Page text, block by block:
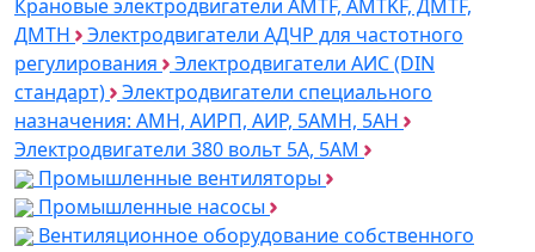
Крановые электродвигатели AMTF, AMTKF, ДMTF,
ДМТН
Электродвигатели АДЧР для частотного
регулирования
Электродвигатели АИС (DIN
стандарт)
Электродвигатели специального
назначения: АМН, АИРП, АИР, 5АМН, 5АН
Электродвигатели 380 вольт 5А, 5АМ
Промышленные вентиляторы
Промышленные насосы
Вентиляционное оборудование собственного